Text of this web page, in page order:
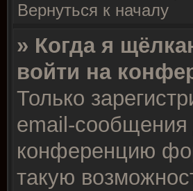
Вернуться к началу
» Когда я
войти на
Только
email-сообщения
конференцию
такую